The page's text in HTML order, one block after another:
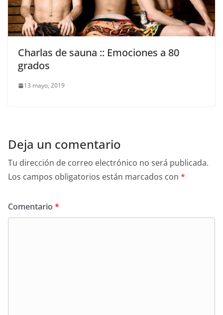
Charlas de sauna :: Emociones a 80
grados
13 mayo, 2019
Deja un comentario
Tu dirección de correo electrónico no será publicada.
Los campos obligatorios están marcados con *
Comentario *